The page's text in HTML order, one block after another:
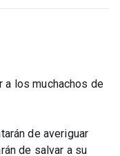
a los muchachos de
de averiguar
de salvar a su